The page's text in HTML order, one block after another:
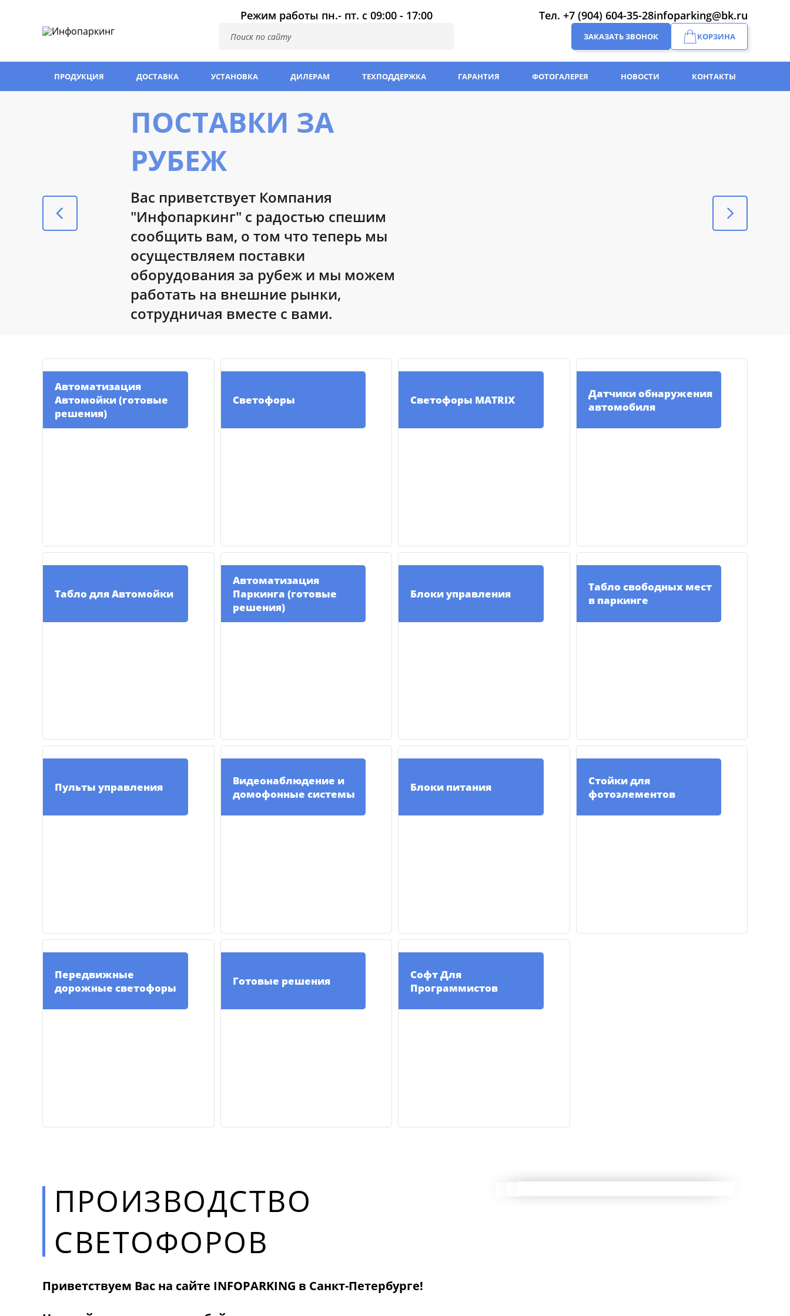
Режим работы пн.- пт. с 09:00 - 17:00 Тел. +7 (904) 604-35-28infoparking@bk.ru
ЗАКАЗАТЬ ЗВОНОК КОРЗИНА
ПРОДУКЦИЯ ДОСТАВКА УСТАНОВКА ДИЛЕРАМ ТЕХПОДДЕРЖКА ГАРАНТИЯ ФОТОГАЛЕРЕЯ НОВОСТИ КОНТАКТЫ
ПОСТАВКИ ЗА
РУБЕЖ
Вас приветствует Компания
"Инфопаркинг" с радостью спешим
сообщить вам, о том что теперь мы
осуществляем поставки
оборудования за рубеж и мы можем
работать на внешние рынки,
сотрудничая вместе с вами.
ПОДРОБНЕЕ
Контроллеры счета свободных мест
в паркинге
ПОДРОБНЕЕ
ПОДРОБНЕЕ
Автоматизация
Автомойки (готовые
решения)
Светофоры Светофоры MATRIX
Датчики обнаружения
автомобиля
Табло для Автомойки
Автоматизация
Паркинга (готовые
решения)
Блоки управления
Табло свободных мест
в паркинге
Пульты управления
Видеонаблюдение и
домофонные системы
Блоки питания
Стойки для
фотоэлементов
Передвижные
дорожные светофоры
Готовые решения
Софт Для
Программистов
ПРОИЗВОДСТВО
СВЕТОФОРОВ
Приветствуем Вас на сайте INFOPARKING в Санкт-Петербурге!